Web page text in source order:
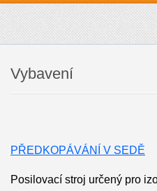
Vybavení
PŘEDKOPÁVÁNÍ V SEDĚ
Posilovací stroj určený pro